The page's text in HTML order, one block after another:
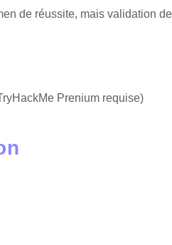
de réussite, mais validation
Prenium requise)